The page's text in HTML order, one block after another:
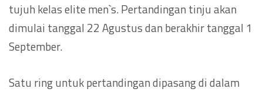
tujuh kelas elite men`s. Pertandingan tinju akan
dimulai tanggal 22 Agustus dan berakhir tanggal 1
September.
Satu ring untuk pertandingan dipasang di dalam